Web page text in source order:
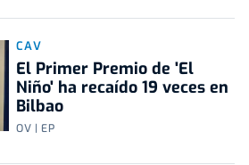
CAV
El Primer Premio de 'El
Niño' ha recaído 19 veces en
Bilbao
OV | EP